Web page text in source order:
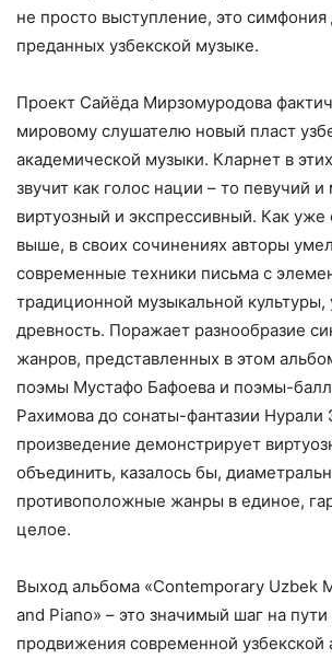
не просто выступление, это симфония
преданных узбекской музыке.
Проект Сайёда Мирзомуродова
мировому слушателю новый пласт
академической музыки. Кларнет в
звучит как голос нации – то певучий
виртуозный и экспрессивный. Как уже
выше, в своих сочинениях авторы
современные техники письма с
традиционной музыкальной
древность. Поражает разнообразие
жанров, представленных в этом
поэмы Мустафо Бафоева и поэмы-
Рахимова до сонаты-фантазии Нурали
произведение демонстрирует
объединить, казалось бы,
противоположные жанры в единое,
целое.
Выход альбома «Contemporary Uzbek
and Piano» – это значимый шаг на
продвижения современной узбекской